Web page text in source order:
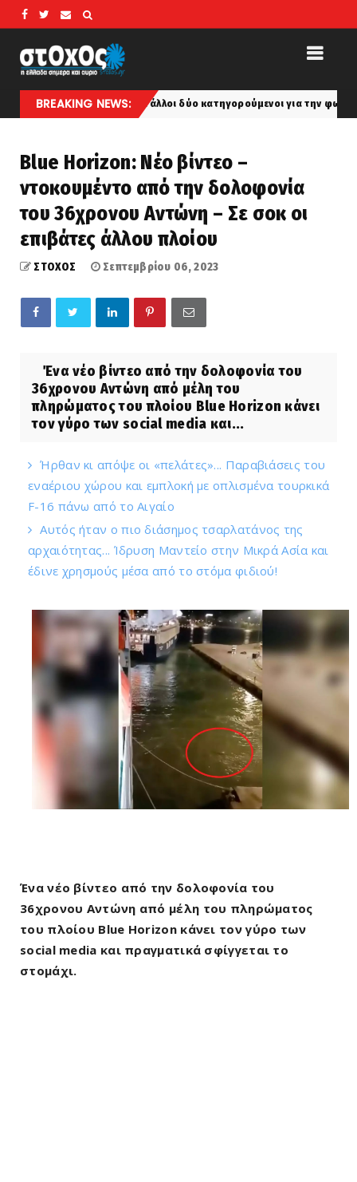
BREAKING NEWS:
και άλλοι δύο κατηγορούμενοι για την φωτιά που έκαψε
Blue Horizon: Νέο βίντεο –
ντοκουμέντο από την δολοφονία
του 36χρονου Αντώνη – Σε σοκ οι
επιβάτες άλλου πλοίου
ΣΤΟΧΟΣ Σεπτεμβρίου 06, 2023
Ένα νέο βίντεο από την δολοφονία του
36χρονου Αντώνη από μέλη του
πληρώματος του πλοίου Blue Horizon κάνει
τον γύρο των social media και...
Ήρθαν κι απόψε οι «πελάτες»... Παραβιάσεις του
εναέριου χώρου και εμπλοκή με οπλισμένα τουρκικά
F-16 πάνω από το Αιγαίο
Αυτός ήταν ο πιο διάσημος τσαρλατάνος της
αρχαιότητας... Ίδρυση Μαντείο στην Μικρά Ασία και
έδινε χρησμούς μέσα από το στόμα φιδιού!
Ένα νέο βίντεο από την δολοφονία του
36χρονου Αντώνη από μέλη του πληρώματος
του πλοίου Blue Horizon κάνει τον γύρο των
social media και πραγματικά σφίγγεται το
στομάχι.